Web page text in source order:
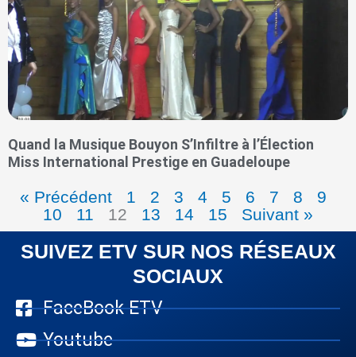
Quand la Musique Bouyon S’Infiltre à l’Élection
Miss International Prestige en Guadeloupe
« Précédent 1 2 3 4 5 6 7 8
9
10
11 12 13 14 15 Suivant »
SUIVEZ ETV SUR NOS RÉSEAUX
SOCIAUX
FaceBook ETV
Youtube